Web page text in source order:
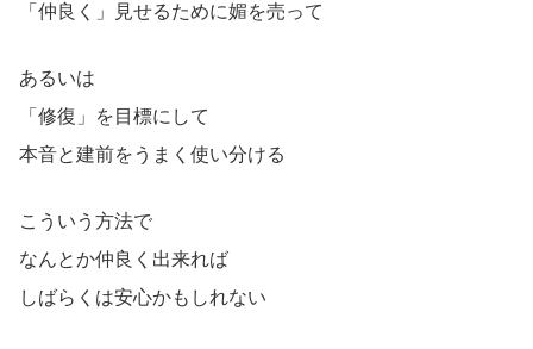
「仲良く」見せるために媚を売って
あるいは
「修復」を目標にして
本音と建前をうまく使い分ける
こういう方法で
なんとか仲良く出来れば
しばらくは安心かもしれない